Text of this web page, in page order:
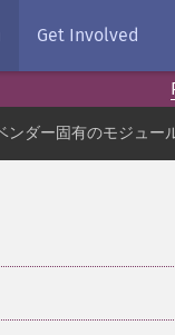
Get Involved
ンダー固有のモジュー